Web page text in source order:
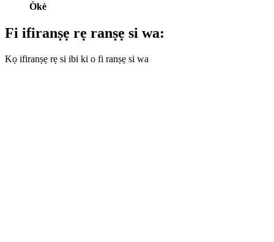
Òkè
Fi ifiranṣẹ rẹ ranṣẹ si wa:
Kọ ifiranṣẹ rẹ si ibi ki o fi ranṣẹ si wa